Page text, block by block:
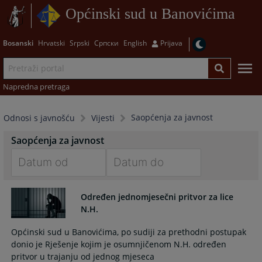
Općinski sud u Banovićima
Bosanski Hrvatski Srpski Српски English Prijava
Napredna pretraga
Odnosi s javnošću Vijesti Saopćenja za javnost
Saopćenja za javnost
interact
with
the
calendar
forward
with
the
calendar
Određen jednomjesečni pritvor za lice
N.H.
Općinski sud u Banovićima, po sudiji za prethodni postupak
donio je Rješenje kojim je osumnjičenom N.H. određen
pritvor u trajanju od jednog mjeseca